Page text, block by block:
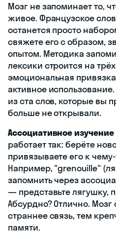
Мозг не запоминает то,
живое. Французское
останется просто
свяжете его с образом,
опытом. Методика
лексики строится на
эмоциональная
активное
из ста слов, которые вы
больше не открывали.
Ассоциативное
работает так: берёте
привязываете его к
Например, "grenouille"
запомнить через
— представьте лягушку,
Абсурдно? Отлично.
страннее связь, тем
памяти.